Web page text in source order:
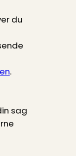
du
.
sag